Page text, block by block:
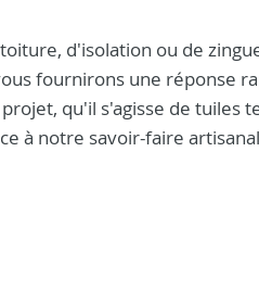
d'isolation ou de
fournirons une réponse
qu'il s'agisse de tuiles
à notre savoir-faire